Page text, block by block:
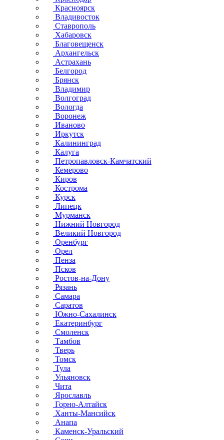
Красноярск
Владивосток
Ставрополь
Хабаровск
Благовещенск
Архангельск
Астрахань
Белгород
Брянск
Владимир
Волгоград
Вологда
Воронеж
Иваново
Иркутск
Калининград
Калуга
Петропавловск-Камчатский
Кемерово
Киров
Кострома
Курск
Липецк
Мурманск
Нижний Новгород
Великий Новгород
Оренбург
Орел
Пенза
Псков
Ростов-на-Дону
Рязань
Самара
Саратов
Южно-Сахалинск
Екатеринбург
Смоленск
Тамбов
Тверь
Томск
Тула
Ульяновск
Чита
Ярославль
Горно-Алтайск
Ханты-Мансийск
Анапа
Каменск-Уральский